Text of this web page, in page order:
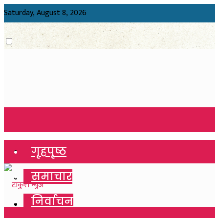
Saturday, August 8, 2026
गृहपृष्ठ
समाचार
निर्वाचन
गृहपृष्ठ
समाचार
निर्वाचन